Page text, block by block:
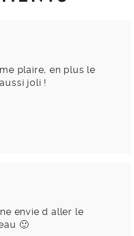
plaire, en plus le
joli !
envie d aller le
🙂